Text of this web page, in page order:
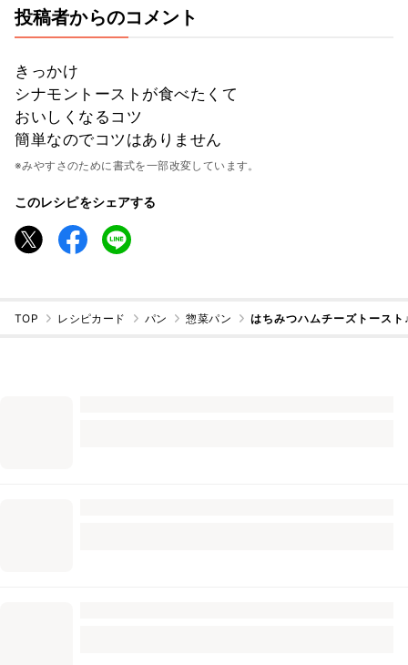
投稿者からのコメント
きっかけ
シナモントーストが食べたくて
おいしくなるコツ
簡単なのでコツはありません
※みやすさのために書式を一部改変しています。
このレシピをシェアする
TOP レシピカード パン 惣菜パン はちみつハムチーズトース